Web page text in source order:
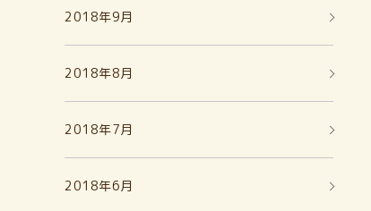
2018年9月
2018年8月
2018年7月
2018年6月